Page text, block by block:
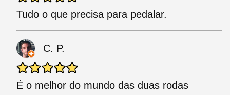
Tudo o que precisa para pedalar.
C. P.
É o melhor do mundo das duas rodas